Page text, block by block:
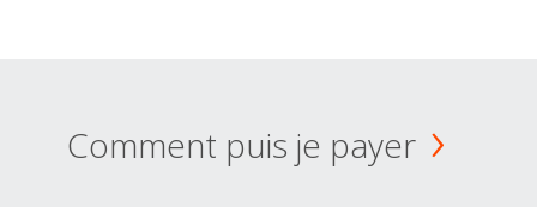
Comment puis je payer